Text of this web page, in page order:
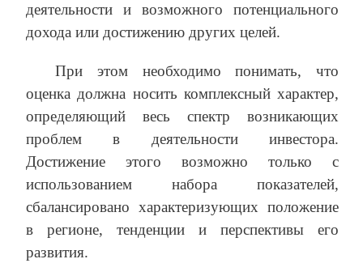
деятельности и возможного потенциального
дохода или достижению других целей.
При этом необходимо понимать, что
оценка должна носить комплексный характер,
определяющий весь спектр возникающих
проблем в деятельности инвестора.
Достижение этого возможно только с
использованием набора показателей,
сбалансировано характеризующих положение
в регионе, тенденции и перспективы его
развития.